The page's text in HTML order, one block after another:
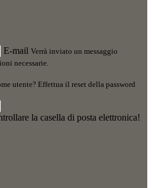
E-mail Verrà inviato un messaggio
necessarie.
utente? Effettua il reset della password
la casella di posta elettronica!